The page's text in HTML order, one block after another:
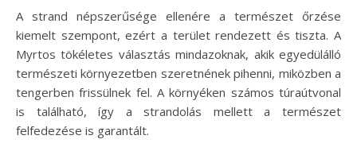
A strand népszerűsége ellenére a természet őrzése
kiemelt szempont, ezért a terület rendezett és tiszta. A
Myrtos tökéletes választás mindazoknak, akik egyedülálló
természeti környezetben szeretnének pihenni, miközben a
tengerben frissülnek fel. A környéken számos túraútvonal
is található, így a strandolás mellett a természet
felfedezése is garantált.